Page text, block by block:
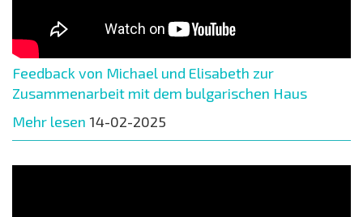
Feedback von Michael und Elisabeth zur
Zusammenarbeit mit dem bulgarischen Haus
Mehr lesen 14-02-2025